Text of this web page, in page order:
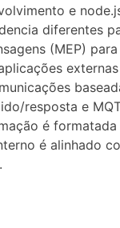
e
diferentes
(MEP)
resposta e
é formatada
é alinhado